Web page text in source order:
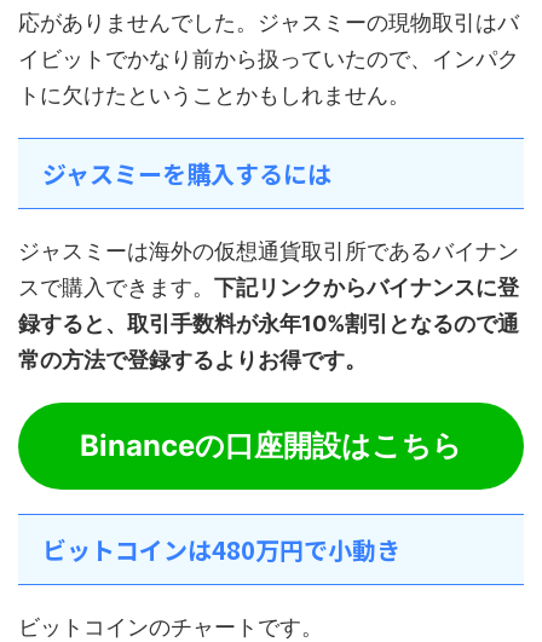
応がありませんでした。ジャスミーの現物取引はバ
イビットでかなり前から扱っていたので、インパク
トに欠けたということかもしれません。
ジャスミーを購入するには
ジャスミーは海外の仮想通貨取引所であるバイナン
スで購入できます。 下記リンクからバイナンスに登
録すると、取引手数料が永年10%割引となるので通
常の方法で登録するよりお得です。
Binanceの口座開設はこちら
ビットコインは480万円で小動き
ビットコインのチャートです。